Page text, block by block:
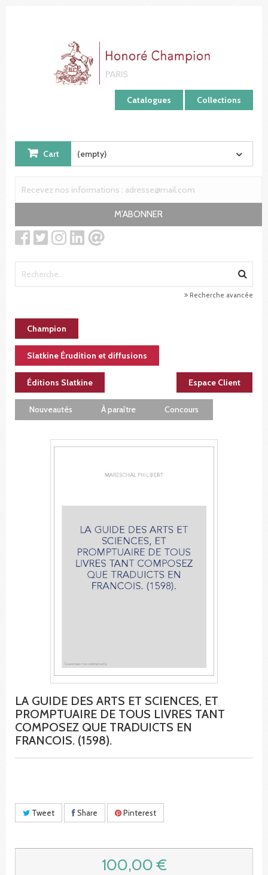
Catalogues Collections
Cart (empty)
M'ABONNER
Recherche avancée
Champion
Slatkine Érudition et diffusions
Éditions Slatkine Espace Client
Nouveautés À paraître Concours
LA GUIDE DES ARTS ET SCIENCES, ET
PROMPTUAIRE DE TOUS LIVRES TANT
COMPOSEZ QUE TRADUICTS EN
FRANCOIS. (1598).
Tweet Share Pinterest
100,00 €